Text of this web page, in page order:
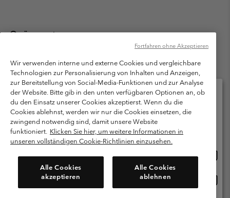
Österreich
Columbia Sportswear Austria GmbH. Moosfeldstraße 1, 5101
Bergheim, Salzburg Österreich. Alle Rechte vorbehalten.
Nutzungsbedingungen
Allgemeine Verkaufsbedingungen
Garantie
Datenschutzerklärung
Bestimmungen und Bedingungen des Mitglieder Programms
Nutzungsbedingungen Für Nutzergenerierte Inhalte
Cookies
Kundenservice: Mo- Fr. 9:00 - 13:00 & 14:00- 18:00 Uhr
(+)43720880525
Wir verwenden interne und externe Cookies und vergleichbare
Technologien zur Personalisierung von Inhalten und Anzeigen,
zur Bereitstellung von Social-Media-Funktionen und zur Analyse
der Website. Bitte gib in den unten verfügbaren Optionen an, ob
du den Einsatz unserer Cookies akzeptierst. Wenn du die
Cookies ablehnst, werden wir nur die Cookies einsetzen, die
zwingend notwendig sind, damit unsere Website
funktioniert. Klicken Sie hier, um weitere Informationen in
unseren vollständigen Cookie-Richtlinien einzusehen.
Alle Cookies
akzeptieren
Alle Cookies
ablehnen
Fortfahren ohne Akzeptieren
Bitte wählen Sie Ihr Lieferland und Ihre Sprache
Online-Einkauf verfügbar
Österreich